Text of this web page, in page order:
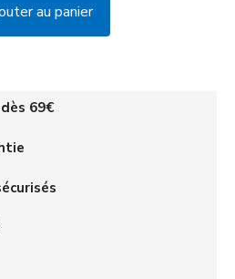
au panier
69€